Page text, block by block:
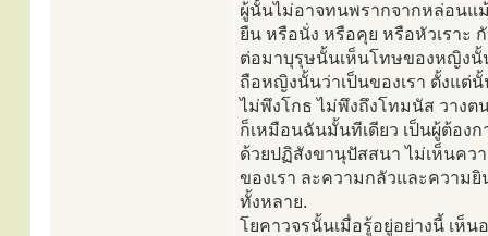
ผู้นั้นไม่อาจทนพรากจากหล่อนแ
ยืน หรือนั่ง หรือคุย หรือหัวเราะ
ต่อมาบุรุษนั้นเห็นโทษของหญิงนั้
ถือหญิงนั้นว่าเป็นของเรา ตั้งแต่
ไม่พึงโกธ ไม่พึงถึงโทมนัส วางต
ก็เหมือนฉันมั้นทีเดียว เป็นผู้ต้อง
ด้วยปฏิสังขานุปัสสนา ไม่เห็นควา
ของเรา ละความกลัวและความยิ
ทั้งหลาย.
โยคาวจรนั้นเมื่อรู้อยู่อย่างนี้ เห็